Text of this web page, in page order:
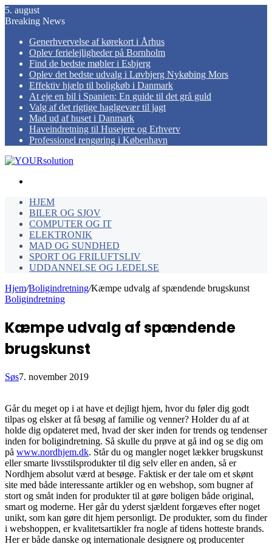
5. august
Breaking News
Generhvervelse af kørekort i Århus
Oplev ferielejligheder på Bornholm
Find de bedste møbler i Esbjerg
Oplev det bedste udvalg i Løvbjerg Nykøbing Mors
Effektiv hjælp til boligkøb i Danmark
At eje en bil i Spanien: En guide til det grå guld
Valg af det rigtige haglgevær til jagt
Mad ud af huset i Danmark
Haveindretning til Husejere og Erhverv
Professionel rengøring i København
HJEM
BILER OG SJOV
COMPUTER OG IT
ELEKTRONIK
MAD OG SUNDHED
SPORT OG FRILUFTSLIV
UDDANNELSE OG LEDELSE
Hjem/Boligindretning/Kæmpe udvalg af spændende brugskunst
Boligindretning
Kæmpe udvalg af spændende
brugskunst
Søs7. november 2019
Går du meget op i at have et dejligt hjem, hvor du føler dig godt
tilpas og elsker at få besøg af familie og venner? Holder du af at
holde dig opdateret med, hvad der sker inden for trends og tendenser
inden for boligindretning. Så skulle du prøve at gå ind og se dig om
på www.nordhjem.dk. Står du og mangler noget lækker brugskunst
eller smarte livsstilsprodukter til dig selv eller en anden, så er
Nordhjem absolut værd at besøge. Faktisk er der tale om et skønt
site med både interessante artikler og en webshop, som bugner af
stort og småt inden for produkter til at gøre boligen både original,
smart og moderne. Her går du yderst sjældent forgæves efter noget
unikt, som kan gøre dit hjem personligt. De produkter, som du finder
i webshoppen, er kvalitetsartikler fra nogle af tidens hotteste brands.
Her er både danske og internationale designere og producenter